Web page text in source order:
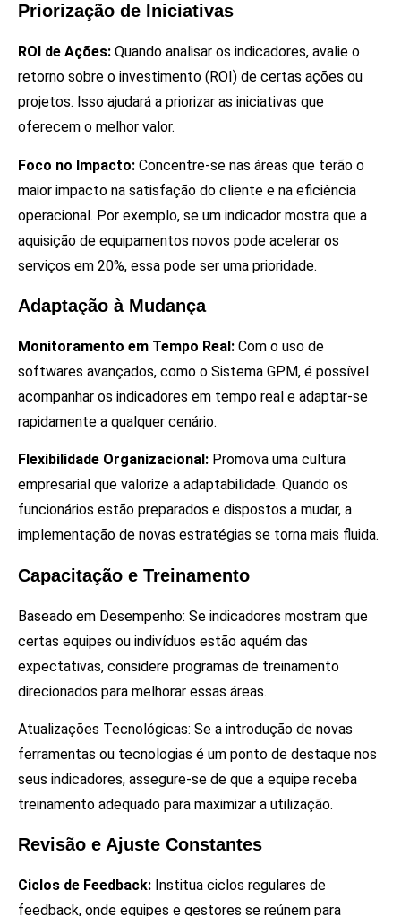
Priorização de Iniciativas
ROI de Ações: Quando analisar os indicadores, avalie o
retorno sobre o investimento (ROI) de certas ações ou
projetos. Isso ajudará a priorizar as iniciativas que
oferecem o melhor valor.
Foco no Impacto: Concentre-se nas áreas que terão o
maior impacto na satisfação do cliente e na eficiência
operacional. Por exemplo, se um indicador mostra que a
aquisição de equipamentos novos pode acelerar os
serviços em 20%, essa pode ser uma prioridade.
Adaptação à Mudança
Monitoramento em Tempo Real: Com o uso de
softwares avançados, como o Sistema GPM, é possível
acompanhar os indicadores em tempo real e adaptar-se
rapidamente a qualquer cenário.
Flexibilidade Organizacional: Promova uma cultura
empresarial que valorize a adaptabilidade. Quando os
funcionários estão preparados e dispostos a mudar, a
implementação de novas estratégias se torna mais fluida.
Capacitação e Treinamento
Baseado em Desempenho: Se indicadores mostram que
certas equipes ou indivíduos estão aquém das
expectativas, considere programas de treinamento
direcionados para melhorar essas áreas.
Atualizações Tecnológicas: Se a introdução de novas
ferramentas ou tecnologias é um ponto de destaque nos
seus indicadores, assegure-se de que a equipe receba
treinamento adequado para maximizar a utilização.
Revisão e Ajuste Constantes
Ciclos de Feedback: Institua ciclos regulares de
feedback, onde equipes e gestores se reúnem para